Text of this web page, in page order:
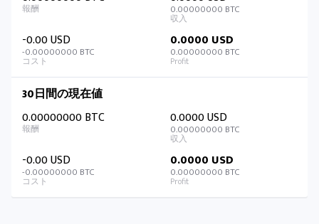
0.00000000 BTC
-0.00 USD
-0.00000000 BTC
0.0000 USD
0.00000000 BTC
30日間の現在値
0.00000000 BTC
0.0000 USD
0.00000000 BTC
-0.00 USD
-0.00000000 BTC
0.0000 USD
0.00000000 BTC